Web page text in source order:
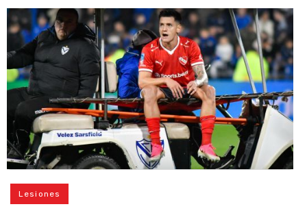
Lesiones